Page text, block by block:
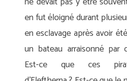
en fut éloigné durant
en esclavage après avoir
un bateau arraisonné par
Est-ce que ces